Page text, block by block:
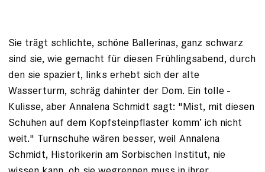
Sie trägt schlichte, schöne Ballerinas, ganz schwarz
sind sie, wie gemacht für diesen Frühlingsabend, durch
den sie spaziert, links erhebt sich der alte
Wasserturm, schräg dahinter der Dom. Ein tolle ­
Kulisse, aber Annalena Schmidt sagt: "Mist, mit diesen
Schuhen auf dem Kopfsteinpflaster komm’ ich nicht
weit." Turnschuhe wären besser, weil ­Annalena
Schmidt, Historikerin am Sorbischen Institut, nie